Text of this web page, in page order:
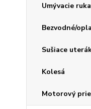
Umývacie
Bezvodné/
Sušiace
Kolesá
Motorový